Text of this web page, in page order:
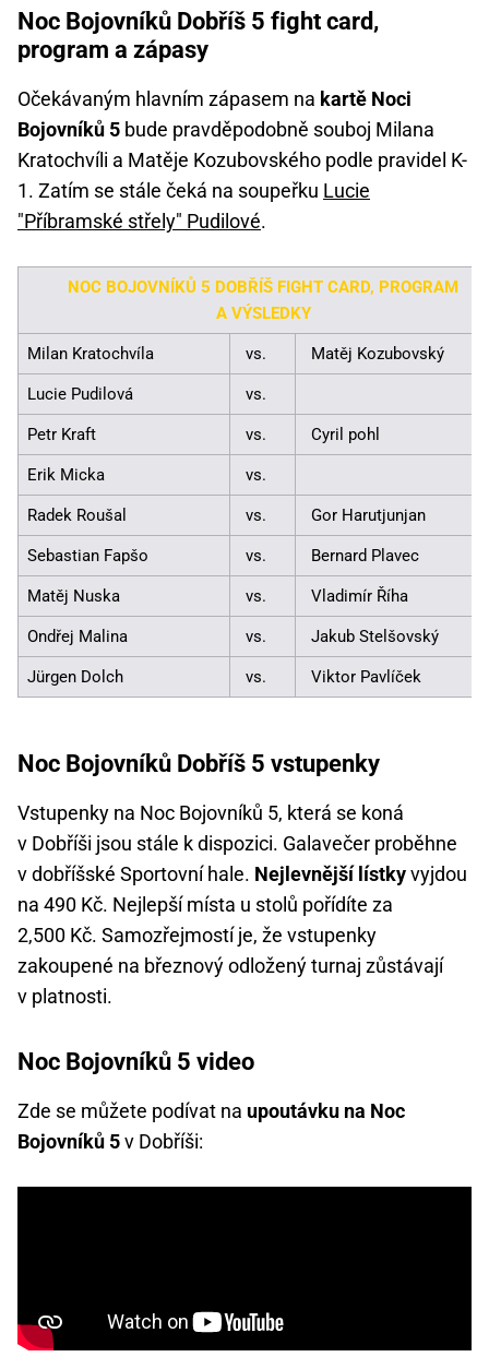
Noc Bojovníků Dobříš 5 fight card,
program a zápasy
Očekávaným hlavním zápasem na kartě Noci
Bojovníků 5 bude pravděpodobně souboj Milana
Kratochvíli a Matěje Kozubovského podle pravidel K-
1. Zatím se stále čeká na soupeřku Lucie
"Příbramské střely" Pudilové.
NOC BOJOVNÍKŮ 5 DOBŘÍŠ FIGHT CARD, PROGRAM
A VÝSLEDKY
Milan Kratochvíla vs. Matěj Kozubovský
Lucie Pudilová vs.
Petr Kraft vs. Cyril pohl
Erik Micka vs.
Radek Roušal vs. Gor Harutjunjan
Sebastian Fapšo vs. Bernard Plavec
Matěj Nuska vs. Vladimír Říha
Ondřej Malina vs. Jakub Stelšovský
Jürgen Dolch vs. Viktor Pavlíček
Noc Bojovníků Dobříš 5 vstupenky
Vstupenky na Noc Bojovníků 5, která se koná
v Dobříši jsou stále k dispozici. Galavečer proběhne
v dobříšské Sportovní hale. Nejlevnější lístkyvyjdou
na 490 Kč. Nejlepší místa u stolů pořídíte za
2,500 Kč. Samozřejmostí je, že vstupenky
zakoupené na březnový odložený turnaj zůstávají
v platnosti.
Noc Bojovníků 5 video
Zde se můžete podívat na upoutávku na Noc
Bojovníků 5v Dobříši: